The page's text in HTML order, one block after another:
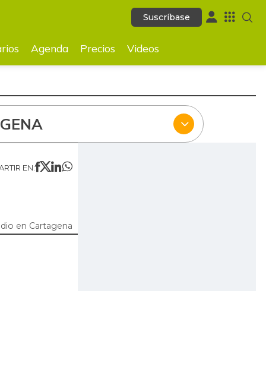
Suscríbase
Videos
Suscríbase
Agenda Precios Videos
EN:
en Cartagena